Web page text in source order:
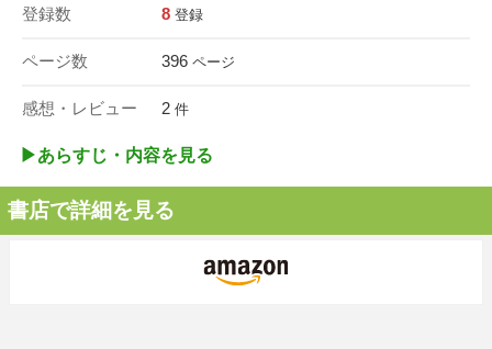
登録数 8 登録
ページ数 396 ページ
感想・レビュー 2 件
▶︎あらすじ・内容を見る
書店で詳細を見る